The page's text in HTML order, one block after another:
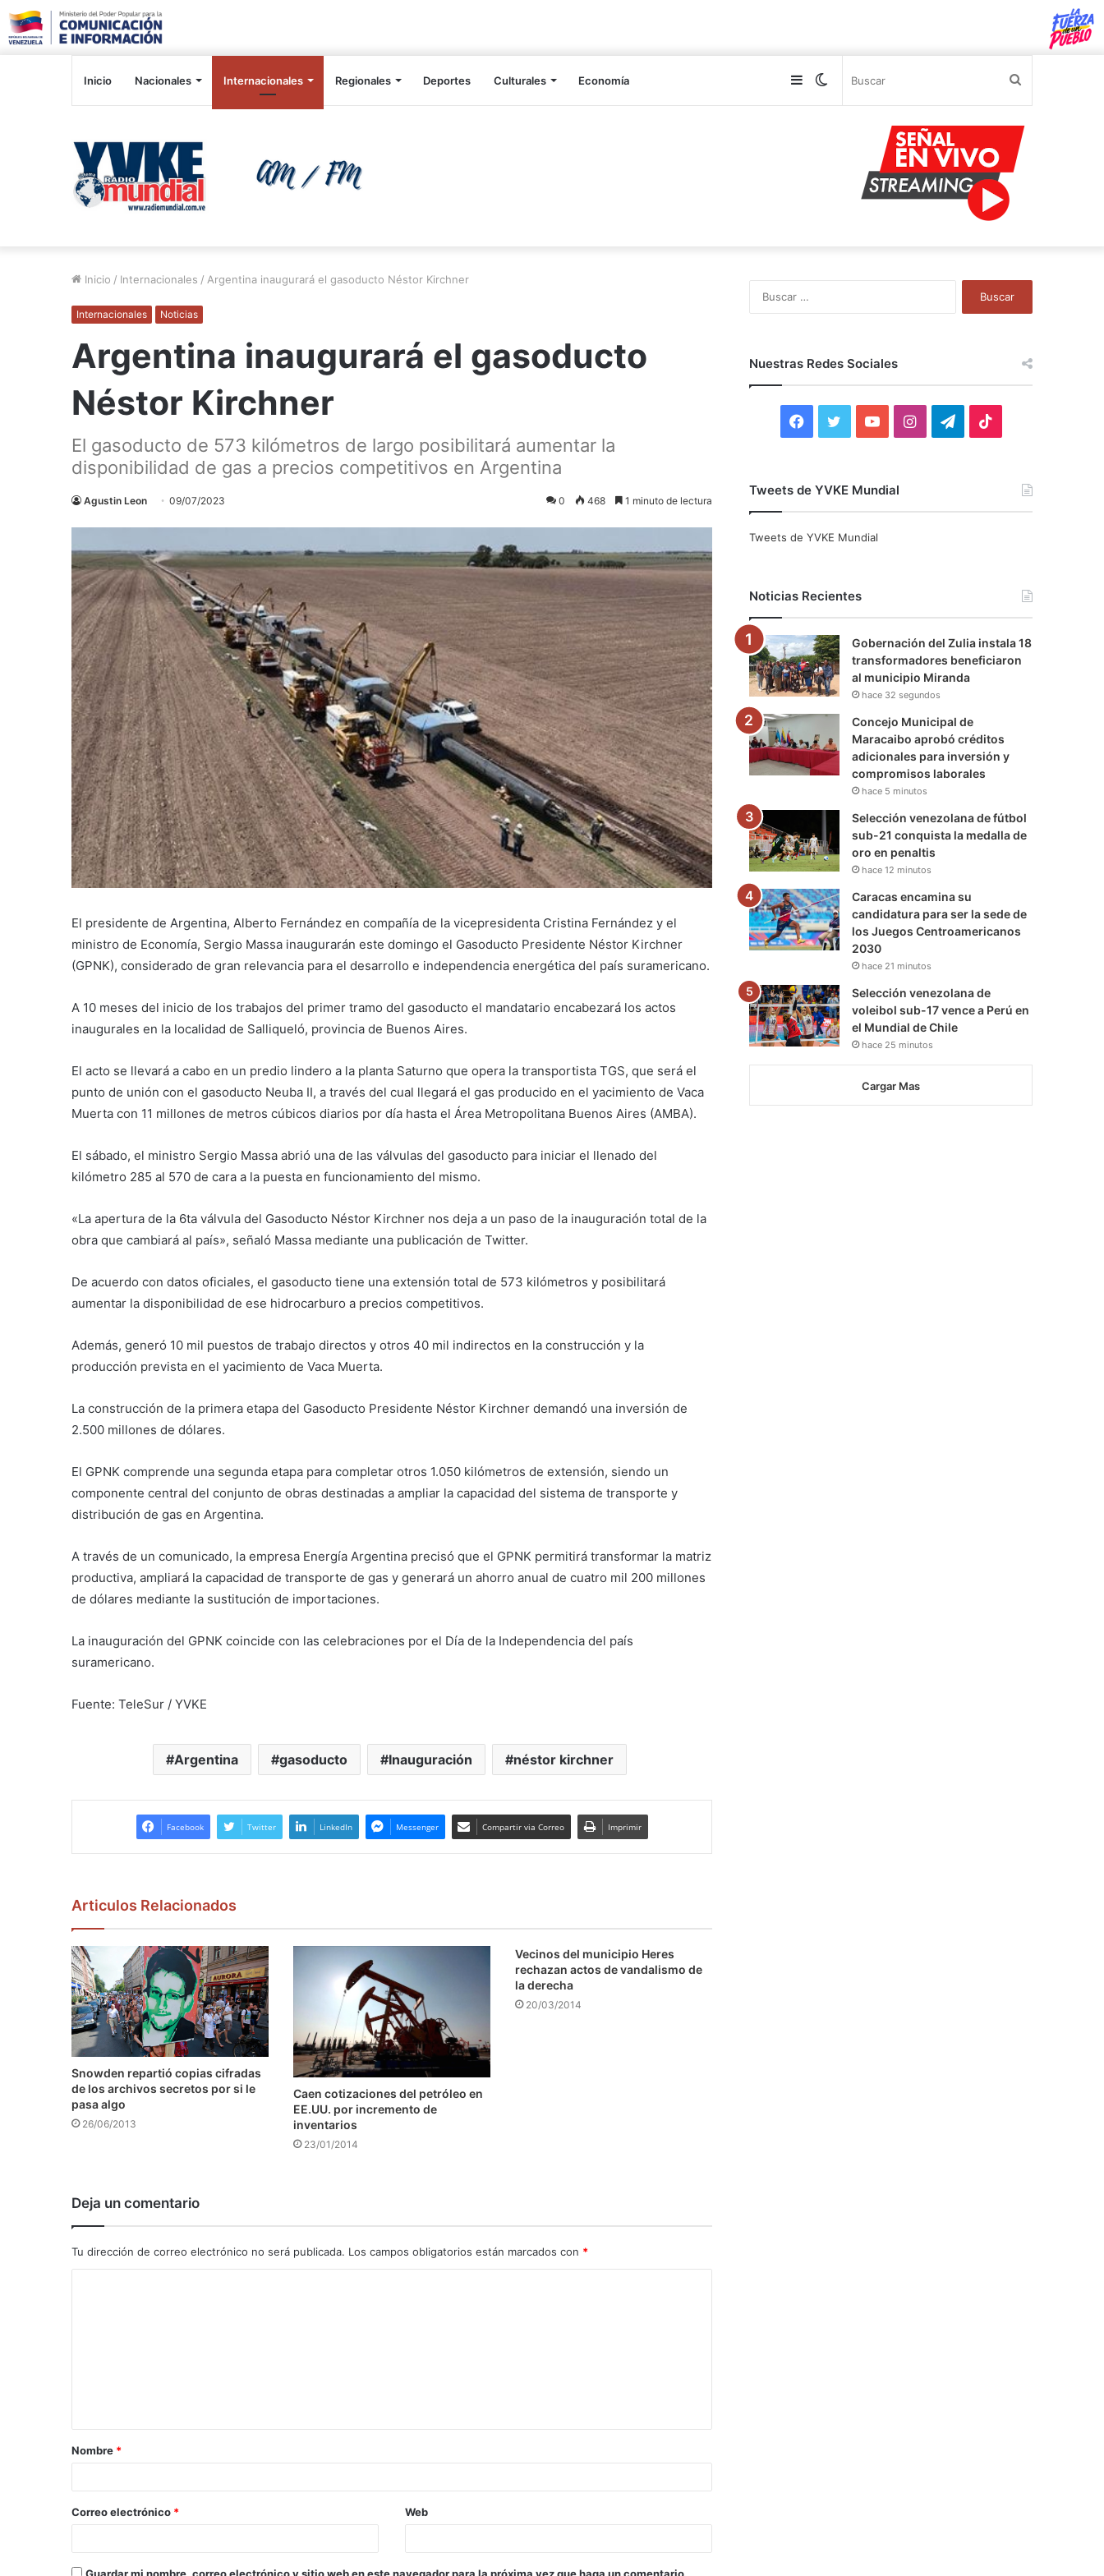
Inicio Nacionales Internacionales Regionales Deportes Culturales Economía Switch
Sidebar
Inicio / Internacionales / Argentina inaugurará el gasoducto Néstor Kirchner
Internacionales Noticias
Argentina inaugurará el gasoducto
Néstor Kirchner
El gasoducto de 573 kilómetros de largo posibilitará aumentar la
disponibilidad de gas a precios competitivos en Argentina
Agustin Leon 09/07/2023 0 468 1 minuto de lectura
El presidente de Argentina, Alberto Fernández en compañía de la vicepresidenta Cristina Fernández y el
ministro de Economía, Sergio Massa inaugurarán este domingo el Gasoducto Presidente Néstor Kirchner
(GPNK), considerado de gran relevancia para el desarrollo e independencia energética del país suramericano.
A 10 meses del inicio de los trabajos del primer tramo del gasoducto el mandatario encabezará los actos
inaugurales en la localidad de Salliqueló, provincia de Buenos Aires.
El acto se llevará a cabo en un predio lindero a la planta Saturno que opera la transportista TGS, que será el
punto de unión con el gasoducto Neuba II, a través del cual llegará el gas producido en el yacimiento de Vaca
Muerta con 11 millones de metros cúbicos diarios por día hasta el Área Metropolitana Buenos Aires (AMBA).
El sábado, el ministro Sergio Massa abrió una de las válvulas del gasoducto para iniciar el llenado del
kilómetro 285 al 570 de cara a la puesta en funcionamiento del mismo.
«La apertura de la 6ta válvula del Gasoducto Néstor Kirchner nos deja a un paso de la inauguración total de la
obra que cambiará al país», señaló Massa mediante una publicación de Twitter.
De acuerdo con datos oficiales, el gasoducto tiene una extensión total de 573 kilómetros y posibilitará
aumentar la disponibilidad de ese hidrocarburo a precios competitivos.
Además, generó 10 mil puestos de trabajo directos y otros 40 mil indirectos en la construcción y la
producción prevista en el yacimiento de Vaca Muerta.
La construcción de la primera etapa del Gasoducto Presidente Néstor Kirchner demandó una inversión de
2.500 millones de dólares.
El GPNK comprende una segunda etapa para completar otros 1.050 kilómetros de extensión, siendo un
componente central del conjunto de obras destinadas a ampliar la capacidad del sistema de transporte y
distribución de gas en Argentina.
A través de un comunicado, la empresa Energía Argentina precisó que el GPNK permitirá transformar la matriz
productiva, ampliará la capacidad de transporte de gas y generará un ahorro anual de cuatro mil 200 millones
de dólares mediante la sustitución de importaciones.
La inauguración del GPNK coincide con las celebraciones por el Día de la Independencia del país
suramericano.
Fuente: TeleSur / YVKE
Argentina gasoducto Inauguración néstor kirchner
Facebook Twitter LinkedIn Messenger Compartir via Correo Imprimir
Articulos Relacionados
Snowden repartió copias cifradas
de los archivos secretos por si le
pasa algo
26/06/2013
Caen cotizaciones del petróleo en
EE.UU. por incremento de
inventarios
23/01/2014
Vecinos del municipio Heres
rechazan actos de vandalismo de
la derecha
20/03/2014
Deja un comentario
Tu dirección de correo electrónico no será publicada. Los campos obligatorios están marcados con *
a
r
*
Nombre *
Correo electrónico * Web
Guardar mi nombre, correo electrónico y sitio web en este navegador para la próxima vez que haga un comentario.
Nuestras Redes Sociales
F
c
o
k
i
r
Y
u
e
I
r
a
m
T
a
m
Tweets de YVKE Mundial
Tweets de YVKE Mundial
Noticias Recientes
Gobernación del Zulia instala 18
transformadores beneficiaron
al municipio Miranda
hace 32 segundos
Concejo Municipal de
Maracaibo aprobó créditos
adicionales para inversión y
compromisos laborales
hace 5 minutos
Selección venezolana de fútbol
sub-21 conquista la medalla de
oro en penaltis
hace 12 minutos
Caracas encamina su
candidatura para ser la sede de
los Juegos Centroamericanos
2030
hace 21 minutos
Selección venezolana de
voleibol sub-17 vence a Perú en
el Mundial de Chile
hace 25 minutos
Cargar Mas